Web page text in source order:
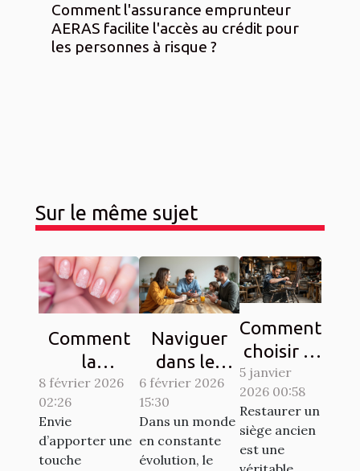
Comment l'assurance emprunteur
AERAS facilite l'accès au crédit pour
les personnes à risque ?
Sur le même sujet
Comment
la
manucure
French
dentelle
transforme-
8 février 2026
02:26
Envie
d’apporter une
touche
Naviguer
dans les
complexités
du droit
familial
moderne
6 février 2026
15:30
Dans un monde
en constante
évolution, le
Comment
choisir le
bon
artisan
pour
restaurer
5 janvier
2026 00:58
Restaurer un
siège ancien
est une